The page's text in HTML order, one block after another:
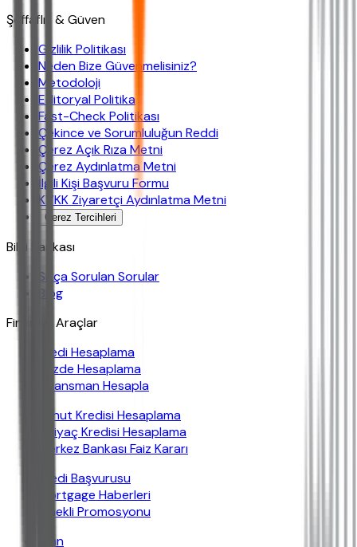
Şeffaflık & Güven
Gizlilik Politikası
Neden Bize Güvenmelisiniz?
Metodoloji
Editoryal Politika
Fast-Check Politikası
Çekince ve Sorumluluğun Reddi
Çerez Açık Rıza Metni
Çerez Aydınlatma Metni
İlgili Kişi Başvuru Formu
KVKK Ziyaretçi Aydınlatma Metni
Çerez Tercihleri
Bilgi Bankası
Sıkça Sorulan Sorular
Blog
Finansal Araçlar
Kredi Hesaplama
Yüzde Hesaplama
Finansman Hesapla
Konut Kredisi Hesaplama
İhtiyaç Kredisi Hesaplama
Merkez Bankası Faiz Kararı
Kredi Başvurusu
Mortgage Haberleri
Emekli Promosyonu
İban